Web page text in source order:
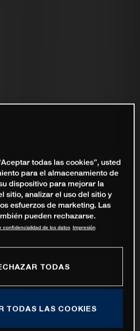
todas las cookies”, usted
para el almacenamiento de
dispositivo para mejorar la
sitio, analizar el uso del sitio y
esfuerzos de marketing. Las
pueden rechazarse.
confidencialidad de los datos Impresión
TODAS
TODAS LAS COOKIES